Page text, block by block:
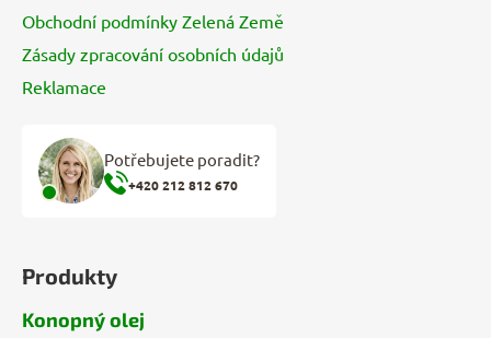
Obchodní podmínky Zelená Země
Zásady zpracování osobních údajů
Reklamace
Potřebujete poradit?
+420 212 812 670
Produkty
Konopný olej